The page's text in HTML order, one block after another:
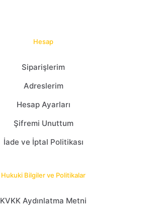
Hesap
Siparişlerim
Adreslerim
Hesap Ayarları
Şifremi Unuttum
İade ve İptal Politikası
Hukuki Bilgiler ve Politikalar
KVKK Aydınlatma Metni